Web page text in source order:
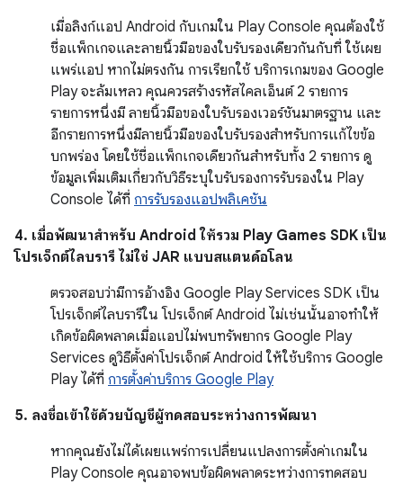
เมื่อลิงก์แอป Android กับเกมใน Play Console คุณต้องใช้
ชื่อแพ็กเกจและลายนิ้วมือของใบรับรองเดียวกันกับที่ ใช้เผย
แพร่แอป หากไม่ตรงกัน การเรียกใช้ บริการเกมของ Google
Play จะล้มเหลว คุณควรสร้างรหัสไคลเอ็นต์ 2 รายการ
รายการหนึ่งมี ลายนิ้วมือของใบรับรองเวอร์ชันมาตรฐาน และ
อีกรายการหนึ่งมีลายนิ้วมือของใบรับรองสำหรับการแก้ไขข้อ
บกพร่อง โดยใช้ชื่อแพ็กเกจเดียวกันสำหรับทั้ง 2 รายการ ดู
ข้อมูลเพิ่มเติมเกี่ยวกับวิธีระบุใบรับรองการรับรองใน Play
Console ได้ที่ การรับรองแอปพลิเคชัน
4. เมื่อพัฒนาสำหรับ Android ให้รวม Play Games SDK เป็น
โปรเจ็กต์ไลบรารี ไม่ใช่ JAR แบบสแตนด์อโลน
ตรวจสอบว่ามีการอ้างอิง Google Play Services SDK เป็น
โปรเจ็กต์ไลบรารีใน โปรเจ็กต์ Android ไม่เช่นนั้นอาจทำให้
เกิดข้อผิดพลาดเมื่อแอปไม่พบทรัพยากร Google Play
Services ดูวิธีตั้งค่าโปรเจ็กต์ Android ให้ใช้บริการ Google
Play ได้ที่ การตั้งค่าบริการ Google Play
5. ลงชื่อเข้าใช้ด้วยบัญชีผู้ทดสอบระหว่างการพัฒนา
หากคุณยังไม่ได้เผยแพร่การเปลี่ยนแปลงการตั้งค่าเกมใน
Play Console คุณอาจพบข้อผิดพลาดระหว่างการทดสอบ